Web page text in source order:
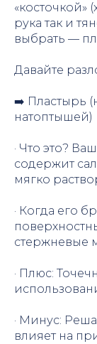
«косточкой»
рука так и
выбрать —
Давайте
➡️ Пластырь
натоптышей)
· Что это?
содержит
мягко
· Когда его
стержневые
· Плюс:
· Минус:
влияет на